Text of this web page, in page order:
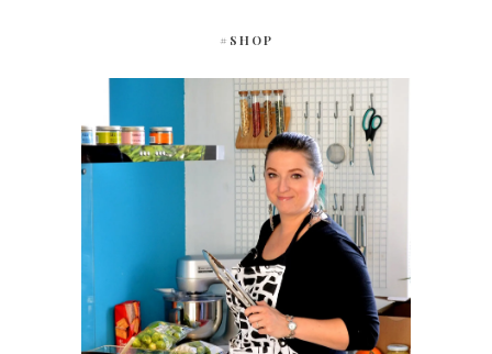
#SHOP